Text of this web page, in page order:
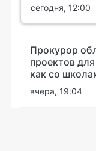
сегодня, 12:00
Прокурор
проектов
как со
вчера, 19:04